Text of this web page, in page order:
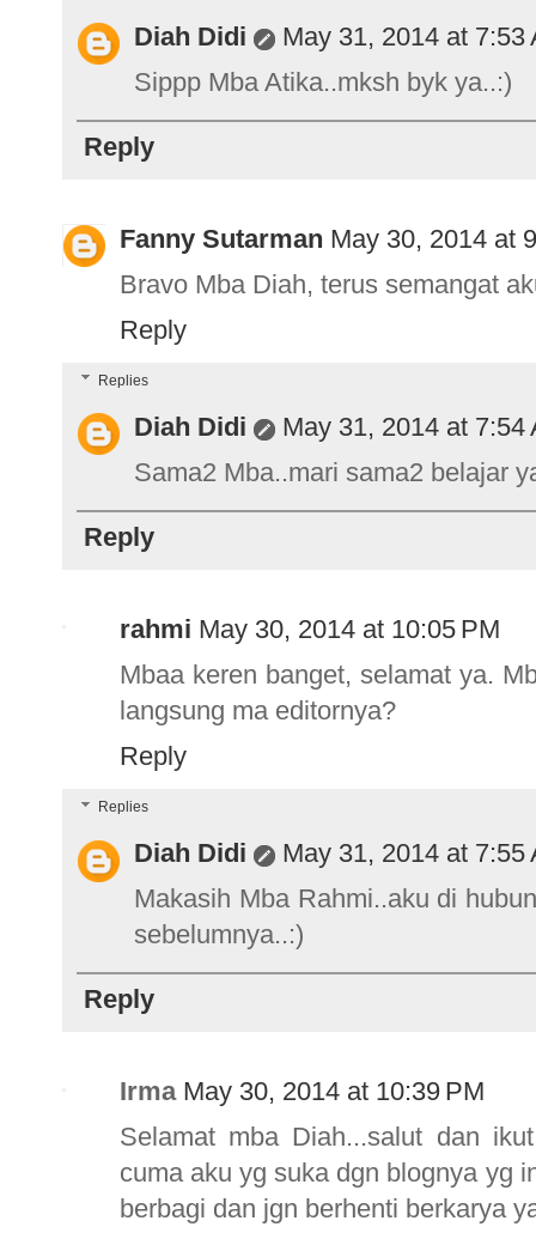
Diah Didi
May 31, 2014 at 7:53
Sippp Mba Atika..mksh byk ya..:)
Reply
Fanny Sutarman May 30, 2014 at
Bravo Mba Diah, terus semangat
Reply
Replies
Diah Didi
May 31, 2014 at 7:54
Sama2 Mba..mari sama2 belajar
Reply
rahmi May 30, 2014 at 10:05 PM
Mbaa keren banget, selamat ya.
langsung ma editornya?
Reply
Replies
Diah Didi
May 31, 2014 at 7:55
Makasih Mba Rahmi..aku di
sebelumnya..:)
Reply
Irma May 30, 2014 at 10:39 PM
Selamat mba Diah...salut dan
cuma aku yg suka dgn blognya yg
berbagi dan jgn berhenti berkarya